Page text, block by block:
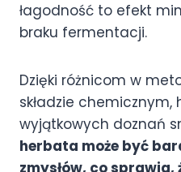
łagodność to efekt
braku fermentacji.
Dzięki różnicom w
składzie
wyjątkowych doznań
herbata może być
zmysłów, co